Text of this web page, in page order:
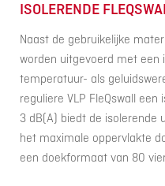
ISOLERENDE
Naast de gebruikelijke
worden uitgevoerd met een
temperatuur- als
reguliere VLP FleQswall
3 dB(A) biedt de isolerende
het maximale oppervlakte
een doekformaat van 80